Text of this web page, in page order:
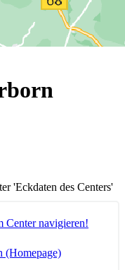
'Eckdaten des Centers'
Center navigieren!
(Homepage)